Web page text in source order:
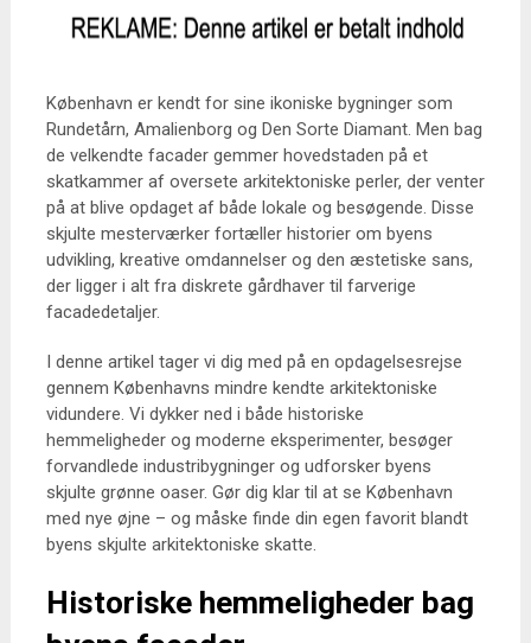
København er kendt for sine ikoniske bygninger som
Rundetårn, Amalienborg og Den Sorte Diamant. Men bag
de velkendte facader gemmer hovedstaden på et
skatkammer af oversete arkitektoniske perler, der venter
på at blive opdaget af både lokale og besøgende. Disse
skjulte mesterværker fortæller historier om byens
udvikling, kreative omdannelser og den æstetiske sans,
der ligger i alt fra diskrete gårdhaver til farverige
facadedetaljer.
I denne artikel tager vi dig med på en opdagelsesrejse
gennem Københavns mindre kendte arkitektoniske
vidundere. Vi dykker ned i både historiske
hemmeligheder og moderne eksperimenter, besøger
forvandlede industribygninger og udforsker byens
skjulte grønne oaser. Gør dig klar til at se København
med nye øjne – og måske finde din egen favorit blandt
byens skjulte arkitektoniske skatte.
Historiske hemmeligheder bag